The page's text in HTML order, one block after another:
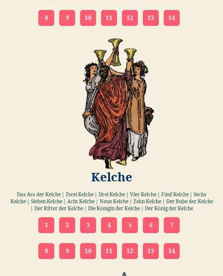
8 9 10 11 12 13 14
Kelche
Das Ass der Kelche | Zwei Kelche | Drei Kelche | Vier Kelche | Fünf Kelche | Sechs
Kelche | Sieben Kelche | Acht Kelche | Neun Kelche | Zehn Kelche | Der Bube der Kelche
| Der Ritter der Kelche | Die Königin der Kelche | Der König der Kelche
1 2 3 4 5 6 7
8 9 10 11 12 13 14